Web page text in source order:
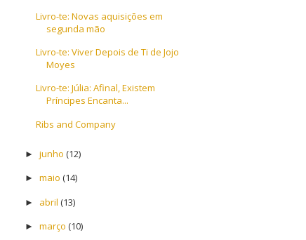
Livro-te: Novas aquisições em
segunda mão
Livro-te: Viver Depois de Ti de Jojo
Moyes
Livro-te: Júlia: Afinal, Existem
Príncipes Encanta...
Ribs and Company
► junho (12)
► maio (14)
► abril (13)
► março (10)